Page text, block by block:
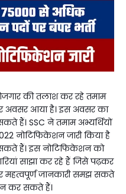
की तलाश कर रहे तमाम
आया है। इस अवसर का
हैं। SSC ने तमाम अभ्यर्थियों
नोटिफिकेशन जारी किया है
हैं। इस नोटिफिकेशन को
साझा कर रहे हैं जिसे पढ़कर
जानकारी समझ सकते
कर सकते हैं।